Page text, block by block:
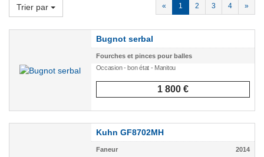
Trier par « 1 2 3 4 »
Bugnot serbal
Fourches et pinces pour balles
Occasion - bon état - Manitou
1 800 €
Kuhn GF8702MH
Faneur
2014